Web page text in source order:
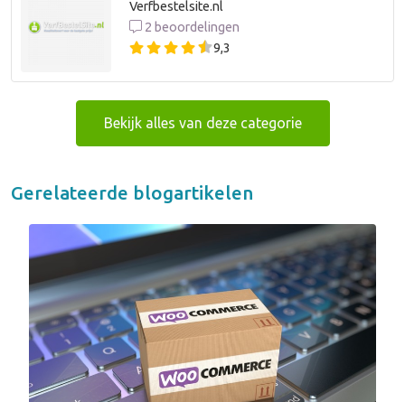
Verfbestelsite.nl
2 beoordelingen
9,3
Bekijk alles van deze categorie
Gerelateerde blogartikelen